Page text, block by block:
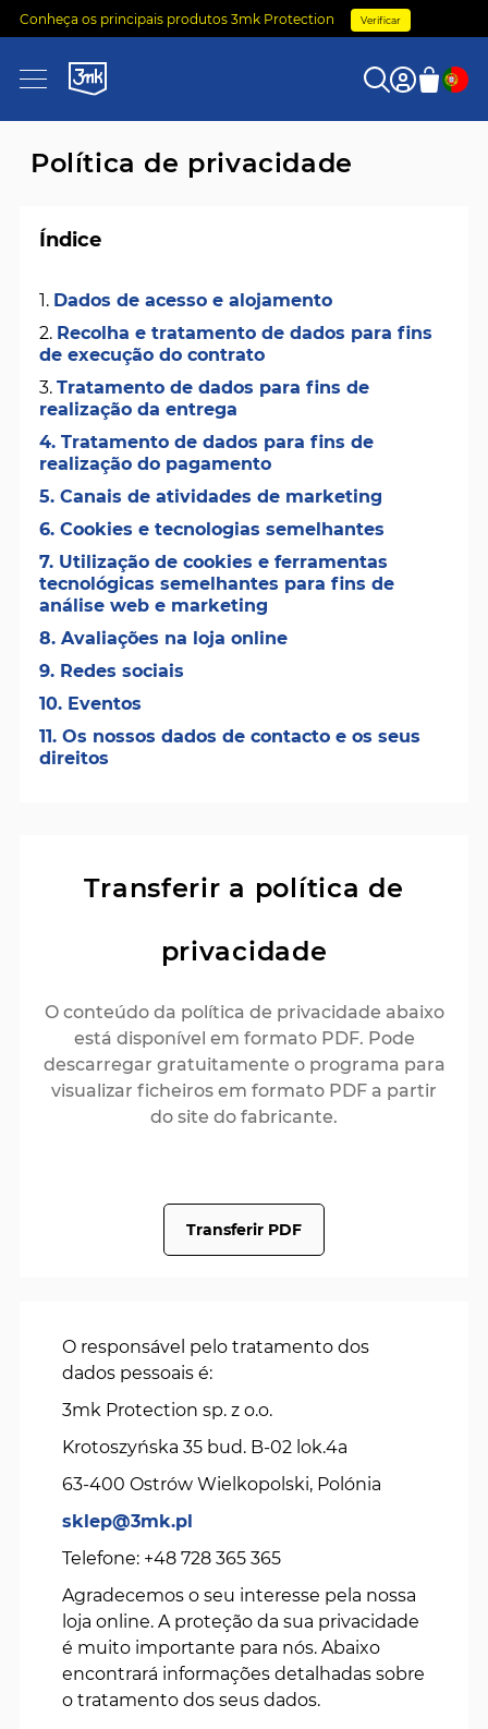
Conheça os principais produtos 3mk Protection Verificar
0
Política de privacidade
Índice
1. Dados de acesso e alojamento
2. Recolha e tratamento de dados para fins
de execução do contrato
3. Tratamento de dados para fins de
realização da entrega
4. Tratamento de dados para fins de
realização do pagamento
5. Canais de atividades de marketing
6. Cookies e tecnologias semelhantes
7. Utilização de cookies e ferramentas
tecnológicas semelhantes para fins de
análise web e marketing
8. Avaliações na loja online
9. Redes sociais
10. Eventos
11. Os nossos dados de contacto e os seus
direitos
Transferir a política de
privacidade
O conteúdo da política de privacidade abaixo
está disponível em formato PDF. Pode
descarregar gratuitamente o programa para
visualizar ficheiros em formato PDF a partir
do site do fabricante.
Transferir PDF
O responsável pelo tratamento dos
dados pessoais é:
3mk Protection sp. z o.o.
Krotoszyńska 35 bud. B-02 lok.4a
63-400 Ostrów Wielkopolski, Polónia
sklep@3mk.pl
Telefone: +48 728 365 365
Agradecemos o seu interesse pela nossa
loja online. A proteção da sua privacidade
é muito importante para nós. Abaixo
encontrará informações detalhadas sobre
o tratamento dos seus dados.